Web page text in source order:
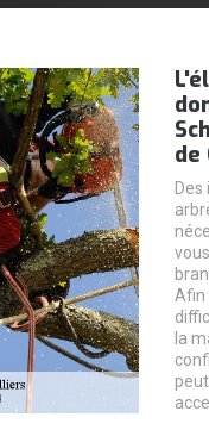
de
Afin
la